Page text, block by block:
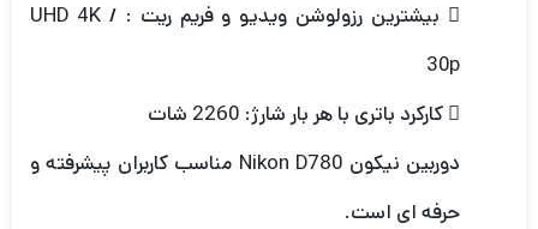
 بیشترین رزولوشن ویدیو و فریم ریت : UHD 4K /
30p
 کارکرد باتری با هر بار شارژ: 2260 شات
دوربین نیکون Nikon D780 مناسب کاربران پیشرفته و
حرفه ای است.